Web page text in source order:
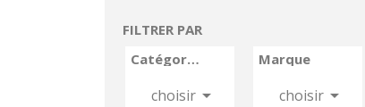
FILTRER PAR
Catégories
choisir 
Marque
choisir 